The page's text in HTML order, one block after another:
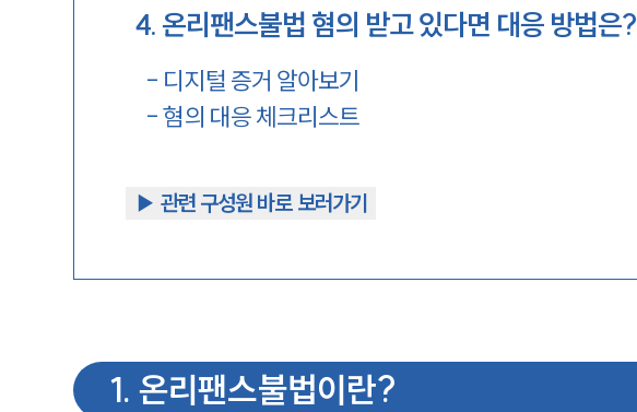
4. 온리팬스불법 혐의 받고 있다면 대응 방법은?
- 디지털 증거 알아보기
-혐의 대응 체크리스트
▶︎ 관련 구성원 바로 보러가기
1. 온리팬스불법이란?